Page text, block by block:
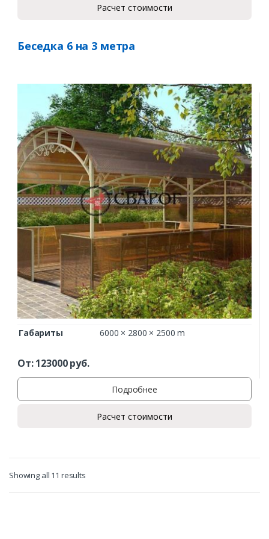
Расчет стоимости
Беседка 6 на 3 метра
Габариты 6000 × 2800 × 2500 m
От:123000руб.
Подробнее
Расчет стоимости
Showing all 11 results